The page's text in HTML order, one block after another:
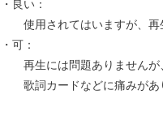
・良い：
使用されてはいますが、再
・可：
再生には問題ありませんが
歌詞カードなどに痛みがあ